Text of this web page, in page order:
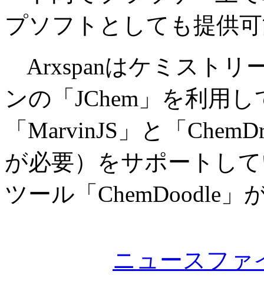
プソフトとしても提供
Arxspanはケミストリ
ンの「JChem」を利用
「MarvinJS」と「
が必要）をサポートし
ツール「ChemDoodle」
ニュースファ